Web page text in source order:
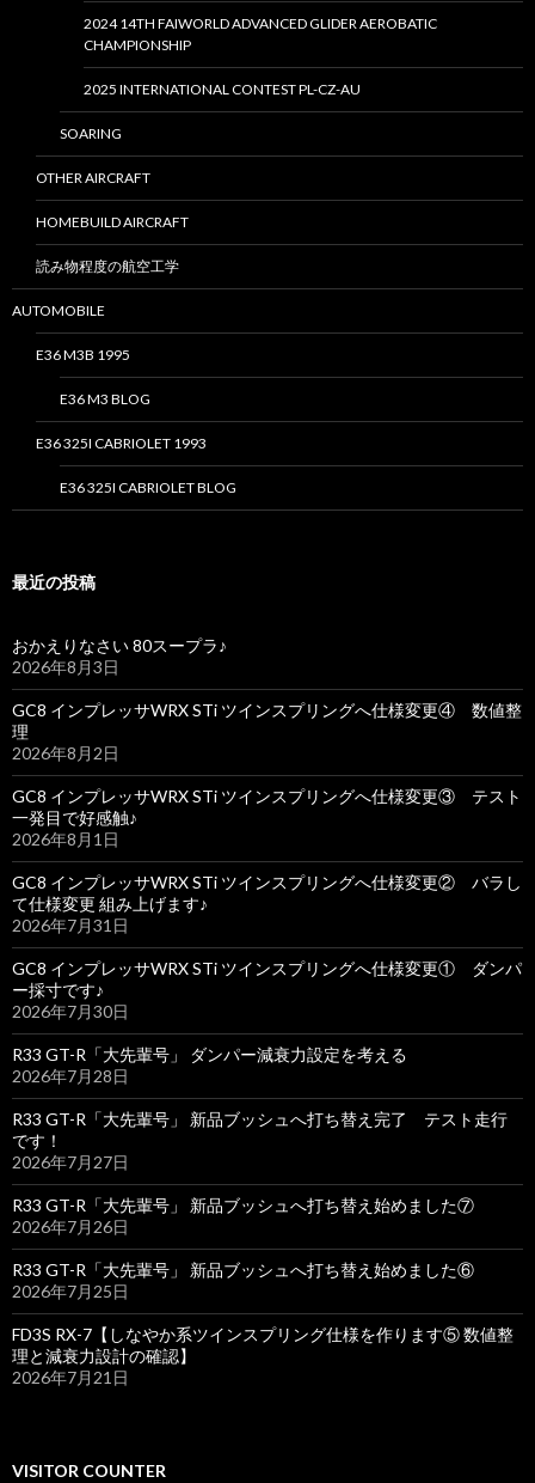
2024 14TH FAIWORLD ADVANCED GLIDER AEROBATIC
CHAMPIONSHIP
2025 INTERNATIONAL CONTEST PL-CZ-AU
SOARING
OTHER AIRCRAFT
HOMEBUILD AIRCRAFT
読み物程度の航空工学
AUTOMOBILE
E36 M3B 1995
E36 M3 BLOG
E36 325I CABRIOLET 1993
E36 325I CABRIOLET BLOG
最近の投稿
おかえりなさい 80スープラ♪
2026年8月3日
GC8 インプレッサWRX STi ツインスプリングへ仕様変更④ 数値整
理
2026年8月2日
GC8 インプレッサWRX STi ツインスプリングへ仕様変更③ テスト
一発目で好感触♪
2026年8月1日
GC8 インプレッサWRX STi ツインスプリングへ仕様変更② バラし
て仕様変更 組み上げます♪
2026年7月31日
GC8 インプレッサWRX STi ツインスプリングへ仕様変更① ダンパ
ー採寸です♪
2026年7月30日
R33 GT-R「大先輩号」 ダンパー減衰力設定を考える
2026年7月28日
R33 GT-R「大先輩号」 新品ブッシュへ打ち替え完了 テスト走行
です！
2026年7月27日
R33 GT-R「大先輩号」 新品ブッシュへ打ち替え始めました⑦
2026年7月26日
R33 GT-R「大先輩号」 新品ブッシュへ打ち替え始めました⑥
2026年7月25日
FD3S RX-7【しなやか系ツインスプリング仕様を作ります⑤ 数値整
理と減衰力設計の確認】
2026年7月21日
VISITOR COUNTER